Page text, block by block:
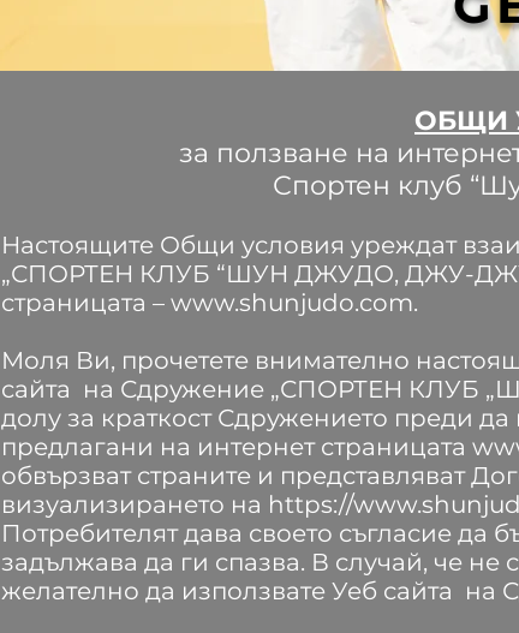
ОБЩИ
за ползване на
Спортен клуб
Настоящите Общи условия уреждат
„СПОРТЕН КЛУБ “ШУН ДЖУДО, ДЖУ-
страницата – www.shunjudo.com.
Моля Ви, прочетете внимателно
сайта на Сдружение „СПОРТЕН КЛУБ
долу за краткост Сдружението преди
предлагани на интернет страницата
обвързват страните и представляват
визуализирането на https://
Потребителят дава своето съгласие да
задължава да ги спазва. В случай, че не
желателно да използвате Уеб сайта на